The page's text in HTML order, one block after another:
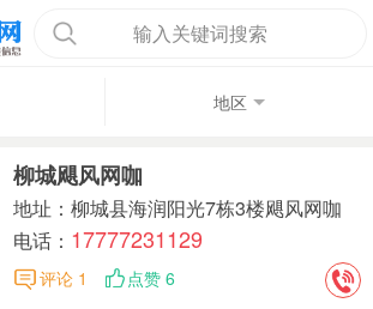
输入关键词搜索
地区
柳城飓风网咖
地址：柳城县海润阳光7栋3楼飓风网咖
电话： 17777231129
评论 1 点赞 6